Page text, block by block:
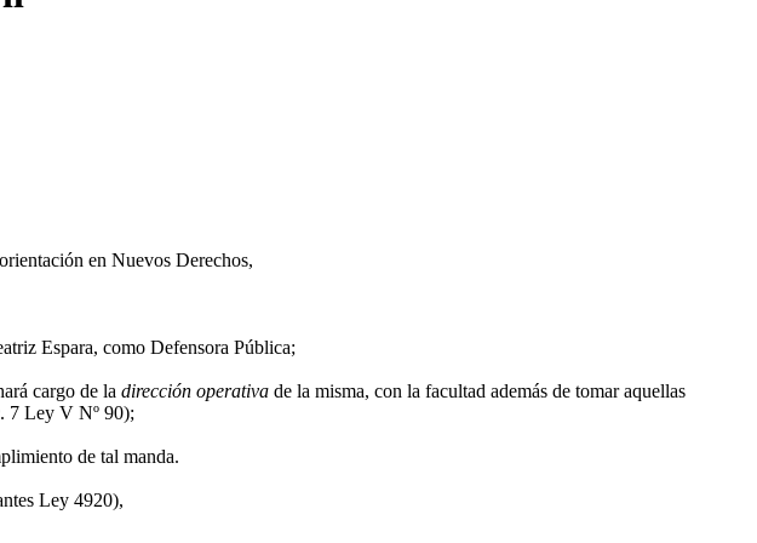
en Nuevos Derechos,
Espara, como Defensora Pública;
cargo de la dirección operativa de la misma, con la facultad además de tomar aquellas
7 Ley V Nº 90);
de tal manda.
Ley 4920),